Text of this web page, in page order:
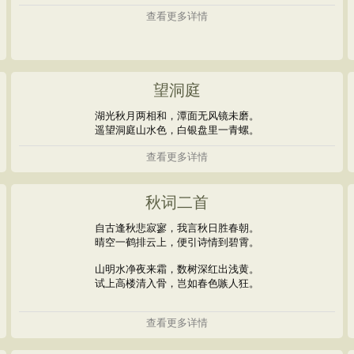
查看更多详情
望洞庭
湖光秋月两相和，潭面无风镜未磨。
遥望洞庭山水色，白银盘里一青螺。
查看更多详情
秋词二首
自古逢秋悲寂寥，我言秋日胜春朝。
晴空一鹤排云上，便引诗情到碧霄。
山明水净夜来霜，数树深红出浅黄。
试上高楼清入骨，岂如春色嗾人狂。
查看更多详情